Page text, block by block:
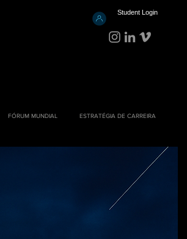
Student Login
FÓRUM MUNDIAL ESTRATÉGIA DE CARREIRA